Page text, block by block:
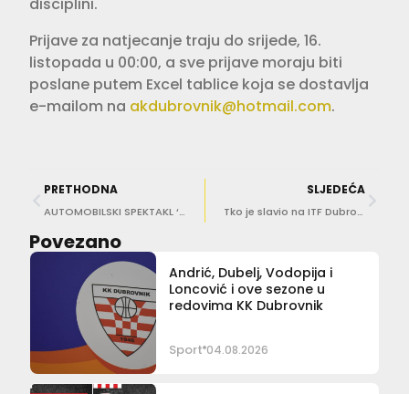
disciplini.
Prijave za natjecanje traju do srijede, 16.
listopada u 00:00, a sve prijave moraju biti
poslane putem Excel tablice koja se dostavlja
e-mailom na akdubrovnik@hotmail.com.
PRETHODNA
AUTOMOBILSKI SPEKTAKL ‘NAGRADA DUBROVNIKA’ Otvorena brdska utrka, sudjeluje 115 vozača
SLJEDEĆA
Tko je slavio na ITF Dubrovnik Seniors Openu?
Povezano
Andrić, Dubelj, Vodopija i
Loncović i ove sezone u
redovima KK Dubrovnik
Sport 04.08.2026